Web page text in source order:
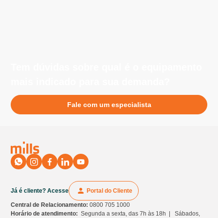
Fale com um especialista
Já é cliente? Acesse Portal do Cliente
Central de Relacionamento:0800 705 1000
Horário de atendimento:Segunda a sexta, das 7h às 18h | Sábados,